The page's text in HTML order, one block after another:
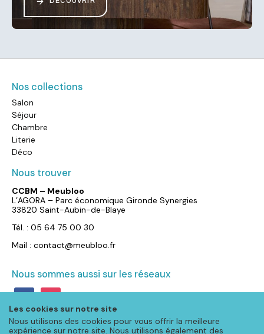
Les cookies sur notre site
Nous utilisons des cookies pour vous offrir la meilleure
expérience sur notre site. Nous utilisons également des
Nos collections
Salon
Séjour
Chambre
Literie
Déco
Nous trouver
CCBM – Meubloo
L’AGORA – Parc économique Gironde Synergies
33820 Saint-Aubin-de-Blaye
Tél. : 05 64 75 00 30
Mail : contact@meubloo.fr
Nous sommes aussi sur les réseaux
facebookinstagram